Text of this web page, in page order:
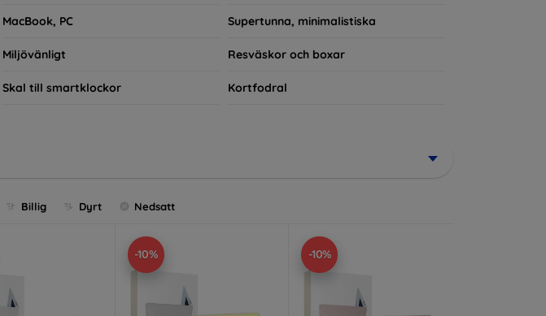
MacBook, PC Supertunna, minimalistiska
Miljövänligt Resväskor och boxar
Skal till smartklockor Kortfodral
Billig Dyrt Nedsatt
-10% -10%